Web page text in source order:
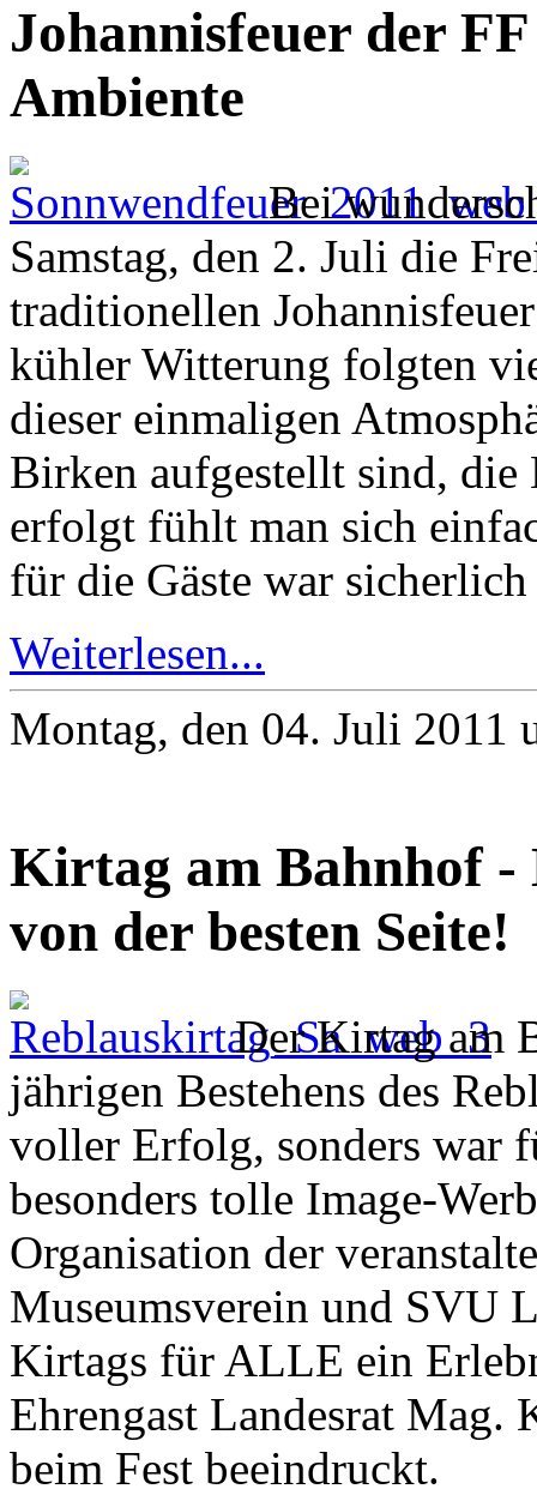
Johannisfeuer der
Ambiente
Bei
Samstag, den 2. Juli die
traditionellen
kühler Witterung folgten
dieser einmaligen
Birken aufgestellt sind,
erfolgt fühlt man sich
für die Gäste war
Weiterlesen...
Montag, den 04. Juli 2011
Kirtag am Bahnhof -
von der besten Seite!
Der Kirtag am
jährigen Bestehens des
voller Erfolg, sonders war
besonders tolle Image-
Organisation der
Museumsverein und SVU
Kirtags für ALLE ein
Ehrengast Landesrat
beim Fest beeindruckt.